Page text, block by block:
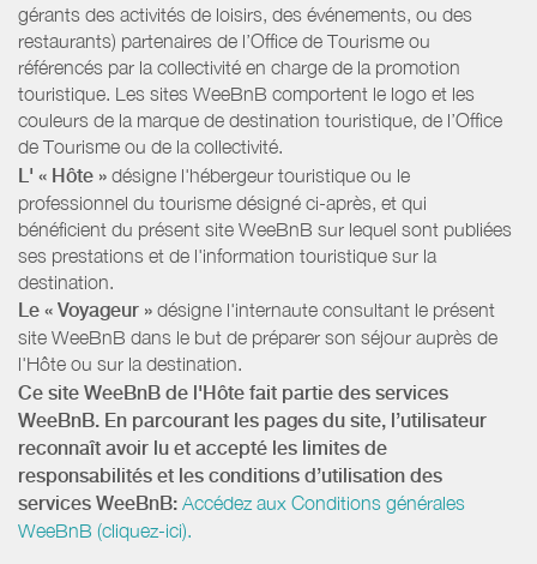
gérants des activités de loisirs, des événements, ou des
restaurants) partenaires de l’Office de Tourisme ou
référencés par la collectivité en charge de la promotion
touristique. Les sites WeeBnB comportent le logo et les
couleurs de la marque de destination touristique, de l’Office
de Tourisme ou de la collectivité.
L' « Hôte » désigne l'hébergeur touristique ou le
professionnel du tourisme désigné ci-après, et qui
bénéficient du présent site WeeBnB sur lequel sont publiées
ses prestations et de l'information touristique sur la
destination.
Le « Voyageur » désigne l'internaute consultant le présent
site WeeBnB dans le but de préparer son séjour auprès de
l'Hôte ou sur la destination.
Ce site WeeBnB de l'Hôte fait partie des services
WeeBnB. En parcourant les pages du site, l’utilisateur
reconnaît avoir lu et accepté les limites de
responsabilités et les conditions d’utilisation des
services WeeBnB: Accédez aux Conditions générales
WeeBnB (cliquez-ici).